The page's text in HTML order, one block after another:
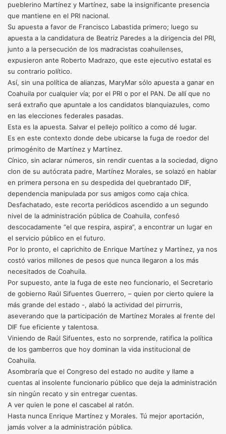
pueblerino Martínez y Martínez, sabe la insignificante presencia
que mantiene en el PRI nacional.
Su apuesta a favor de Francisco Labastida primero; luego su
apuesta a la candidatura de Beatriz Paredes a la dirigencia del PRI,
junto a la persecución de los madracistas coahuilenses,
expusieron ante Roberto Madrazo, que este ejecutivo estatal es
su contrario político.
Así, sin una política de alianzas, MaryMar sólo apuesta a ganar en
Coahuila por cualquier vía; por el PRI o por el PAN. De allí que no
será extraño que apuntale a los candidatos blanquiazules, como
en las elecciones federales pasadas.
Esta es la apuesta. Salvar el pellejo político a como dé lugar.
Es en este contexto donde debe ubicarse la fuga de roedor del
primogénito de Martínez y Martínez.
Cínico, sin aclarar números, sin rendir cuentas a la sociedad, digno
clon de su autócrata padre, Martínez Morales, se solazó en hablar
en primera persona en su despedida del quebrantado DIF,
dependencia manipulada por sus amigos como caja chica.
Desfachatado, este recorta periódicos ascendido a un segundo
nivel de la administración pública de Coahuila, confesó
descocadamente “el que respira, aspira”, a encontrar un lugar en
el servicio público en el futuro.
Por lo pronto, el caprichito de Enrique Martínez y Martínez, ya nos
costó varios millones de pesos que nunca llegaron a los más
necesitados de Coahuila.
Por supuesto, ante la fuga de este neo funcionario, el Secretario
de gobierno Raúl Sifuentes Guerrero, – quien por cierto quiere la
más grande del estado -, alabó la actividad del pirrurris,
aseverando que la participación de Martínez Morales al frente del
DIF fue eficiente y talentosa.
Viniendo de Raúl Sifuentes, esto no sorprende, ratifica la política
de los gamberros que hoy dominan la vida institucional de
Coahuila.
Asombraría que el Congreso del estado no audite y llame a
cuentas al insolente funcionario público que deja la administración
sin ningún recato y sin entregar cuentas.
A ver quien le pone el cascabel al ratón.
Hasta nunca Enrique Martínez y Morales. Tú mejor aportación,
jamás volver a la administración pública.